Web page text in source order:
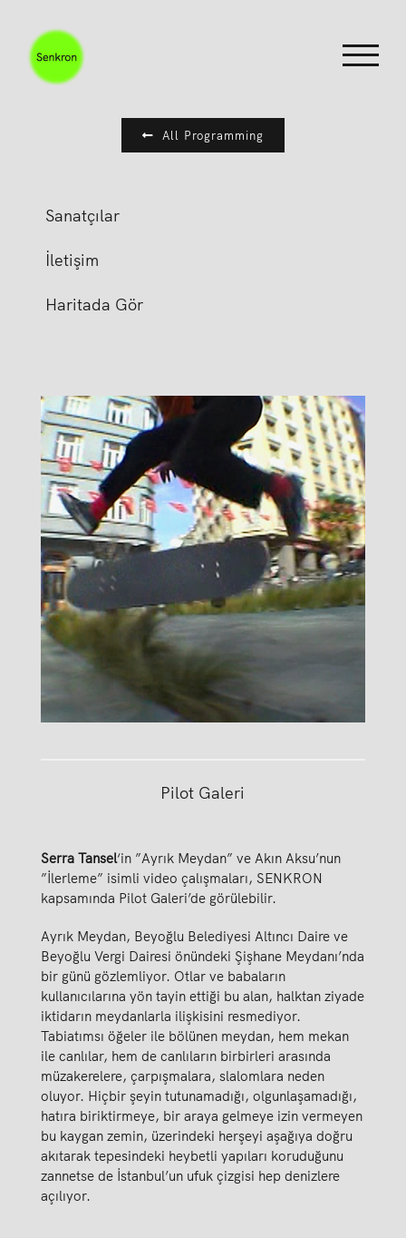
content
Pilot Galeri
Serra Tansel‘in ”Ayrık Meydan” ve Akın Aksu’nun
”İlerleme” isimli video çalışmaları, SENKRON
kapsamında Pilot Galeri’de görülebilir.
Ayrık Meydan, Beyoğlu Belediyesi Altıncı Daire ve
Beyoğlu Vergi Dairesi önündeki Şişhane Meydanı’nda
bir günü gözlemliyor. Otlar ve babaların
kullanıcılarına yön tayin ettiği bu alan, halktan ziyade
iktidarın meydanlarla ilişkisini resmediyor.
Tabiatımsı öğeler ile bölünen meydan, hem mekan
ile canlılar, hem de canlıların birbirleri arasında
müzakerelere, çarpışmalara, slalomlara neden
oluyor. Hiçbir şeyin tutunamadığı, olgunlaşamadığı,
hatıra biriktirmeye, bir araya gelmeye izin vermeyen
bu kaygan zemin, üzerindeki herşeyi aşağıya doğru
akıtarak tepesindeki heybetli yapıları koruduğunu
zannetse de İstanbul’un ufuk çizgisi hep denizlere
açılıyor.
All Programming
Sanatçılar
İletişim
Haritada Gör